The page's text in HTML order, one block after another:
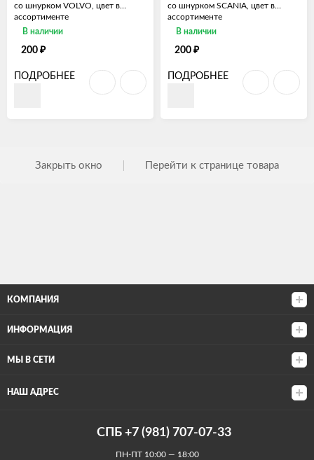
со шнурком VOLVO, цвет в
ассортименте
В наличии
200 ₽
ПОДРОБНЕЕ
со шнурком SCANIA, цвет в
ассортименте
В наличии
200 ₽
ПОДРОБНЕЕ
Закрыть окно Перейти к странице товара
КОМПАНИЯ
ИНФОРМАЦИЯ
МЫ В СЕТИ
НАШ АДРЕС
СПБ +7 (981) 707-07-33
ПН-ПТ 10:00 — 18:00